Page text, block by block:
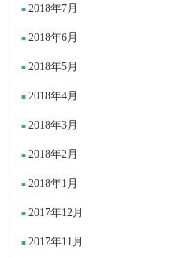
2018年7月
2018年6月
2018年5月
2018年4月
2018年3月
2018年2月
2018年1月
2017年12月
2017年11月